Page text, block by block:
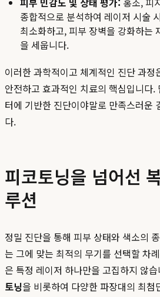
종합적으로 분석하여 레이저 시술
최소화하고, 피부 장벽을 강화하는
을 세웁니다.
이러한 과학적이고 체계적인 진단 과정
안전하고 효과적인 치료의 핵심입니다.
터에 기반한 진단이야말로 만족스러운
다.
피코토닝을 넘어선
루션
정밀 진단을 통해 피부 상태와 색소의
는 그에 맞는 최적의 무기를 선택할 차
은 특정 레이저 하나만을 고집하지 않
토닝을 비롯하여 다양한 파장대의 최